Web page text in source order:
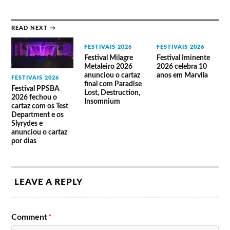
Rizan Said, Stone Dead, Cigarra + BirdzZie, Live
Low, Enablers, Favela Impromptu, Ensemble
Insano, DJs da Casa (DJ Lynce, Tojo, DJ
Quesadilla) .
• Dia 21: THE GASLAMP KILLER, faUSt &
GNOD, SACRED PAWS, BLOWN OUT, Cocaine
Piss, Lavoisier + Barrio lindo, Ifriqiyya
Électrique, Switchdance, Orchestra of Spheres,
TAU, Mehmet Aslan, GPU Panic + Shake It
Viølence, VAI- TE FODER, Nightman.
• Dia 22: Graveyard, Cave Story + Duquesa +
Bubu Gang, DJ Katapila, SEX SWING, Sly & The
READ NEXT →
FESTIVAIS 2026
Festival PPSBA
2026 fechou o
cartaz com os Test
Department e os
Slyrydes e
anunciou o cartaz
por dias
FESTIVAIS 2026
Festival Milagre
Metaleiro 2026
anunciou o cartaz
final com Paradise
Lost, Destruction,
Insomnium
FESTIVAIS 2026
Festival Iminente
2026 celebra 10
anos em Marvila
LEAVE A REPLY
Comment*